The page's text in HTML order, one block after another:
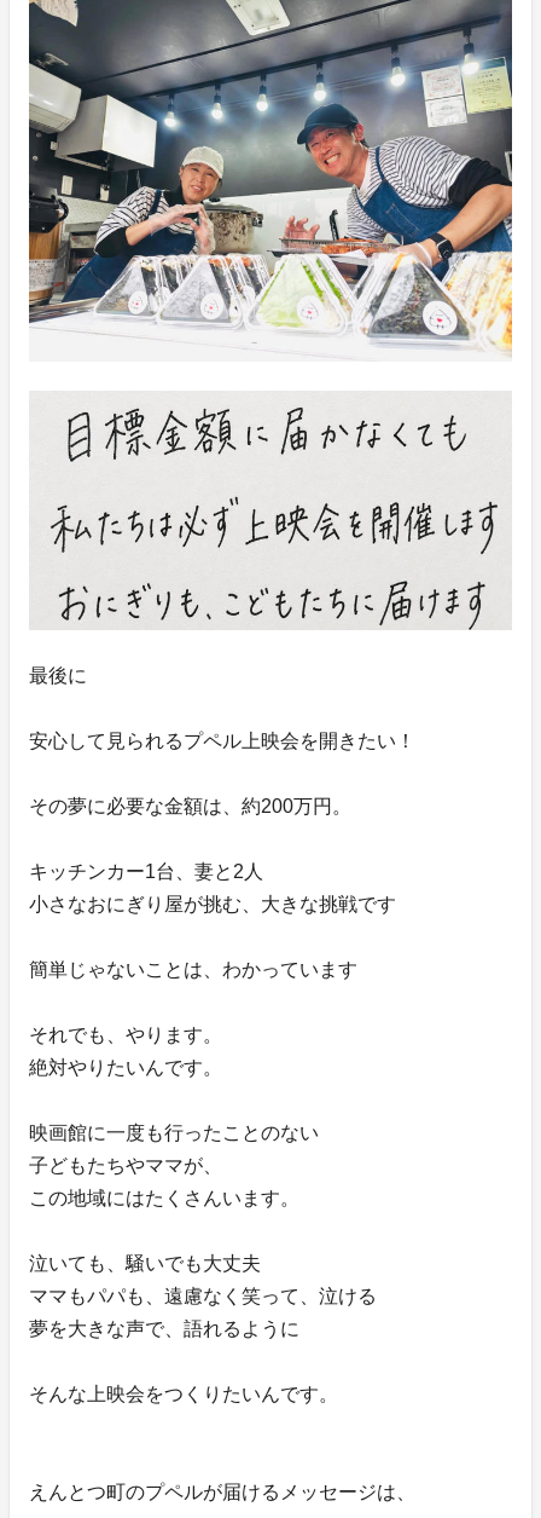
最後に
安心して見られるプペル上映会を開きたい！
その夢に必要な金額は、約200万円。
キッチンカー1台、妻と2人
小さなおにぎり屋が挑む、大きな挑戦です
簡単じゃないことは、わかっています
それでも、やります。
絶対やりたいんです。
映画館に一度も行ったことのない
子どもたちやママが、
この地域にはたくさんいます。
泣いても、騒いでも大丈夫
ママもパパも、遠慮なく笑って、泣ける
夢を大きな声で、語れるように
そんな上映会をつくりたいんです。
えんとつ町のプペルが届けるメッセージは、